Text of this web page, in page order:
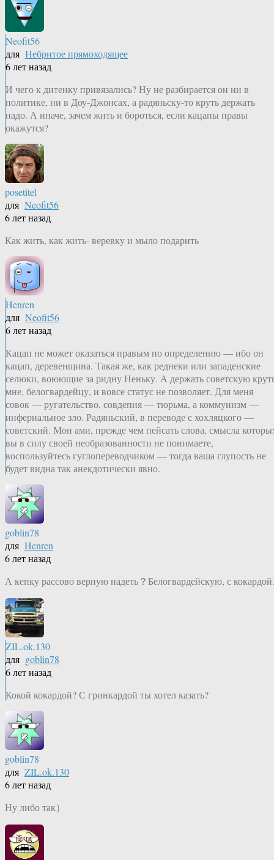
Neofit56
для Небритое прямоходящее
6 лет назад
И чего к дитенку привязались? Ну не разбирается он ни в
политике, ни в Доу-Джонсах, а радяньску-то круть держать
надо. А иначе, зачем жить и бороться, если кацапы правы
окажутся?
posetitel
для Neofit56
6 лет назад
Как жить, как жить- веревку и мыло подарить
Henren
для Neofit56
6 лет назад
Кацап не может оказаться правым по определению — ибо он
кацап, деревенщина. Такая же, как реднеки или западенские
селюки, воюющие за ридну Неньку. А держать советскую
мне, белогвардейцу, и вовсе статус не позволяет. Для меня
совок — ругательство, совдепия — тюрьма, а коммунизм —
инфернальное зло. Радяньский, в переводе с хохляцкого —
советский. Мон ами, прежде чем пейсать слова, смысла
вы в силу своей необразованности не понимаете,
воспользуйтесь гуглопереводчиком — тогда ваша глупость не
будет видна так анекдотически явно.
goblin78
для Henren
6 лет назад
А кепку рассово верную надеть？Белогвардейскую, с кокардой.
ZIL.ok.130
для goblin78
6 лет назад
Кокой кокардой? С гринкардой ты хотел казать?
goblin78
для ZIL.ok.130
6 лет назад
Ну либо так）